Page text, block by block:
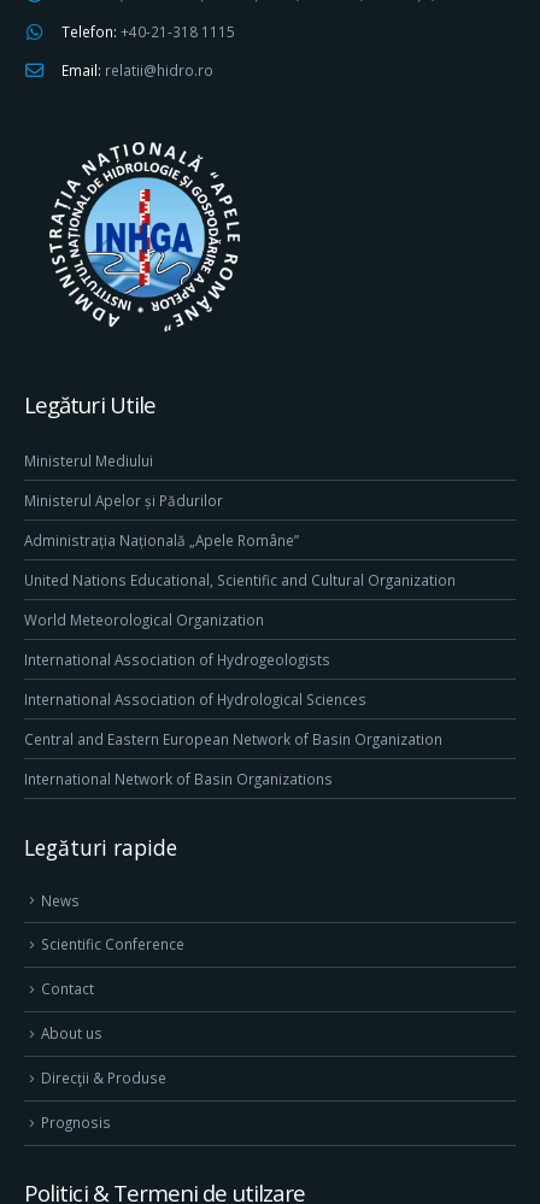
Telefon: +40-21-318 1115
Email: relatii@hidro.ro
Legături Utile
Ministerul Mediului
Ministerul Apelor și Pădurilor
Administrația Națională „Apele Române”
United Nations Educational, Scientific and Cultural Organization
World Meteorological Organization
International Association of Hydrogeologists
International Association of Hydrological Sciences
Central and Eastern European Network of Basin Organization
International Network of Basin Organizations
Legături rapide
News
Scientific Conference
Contact
About us
Direcţii & Produse
Prognosis
Politici & Termeni de utilzare